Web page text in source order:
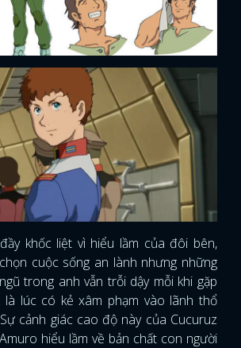
khốc liệt vì hiểu lầm của đôi bên,
cuộc sống an lành nhưng những
trong anh vẫn trỗi dậy mỗi khi gặp
là lúc có kẻ xâm phạm vào lãnh thổ
cảnh giác cao độ này của Cucuruz
hiểu lầm về bản chất con người